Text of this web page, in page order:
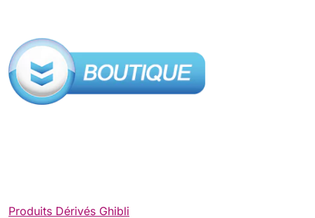
Produits Dérivés Ghibli